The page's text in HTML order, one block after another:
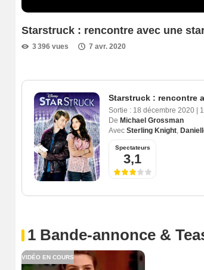
Starstruck : rencontre avec une
3 396 vues 7 avr. 2020
Starstruck : rencontre
Sortie : 18 décembre 2020
De Michael Grossman
Avec Sterling Knight,
Spectateurs
3,1
1 Bande-annonce &
VIDÉO EN COURS